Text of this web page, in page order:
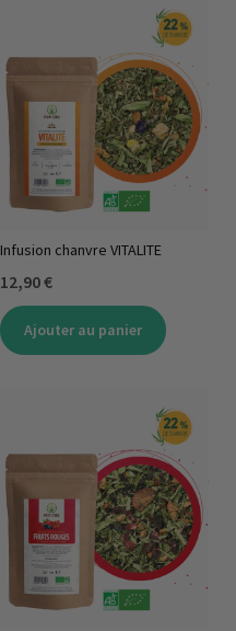
Infusion chanvre VITALITE
12,90 €
Ajouter au panier